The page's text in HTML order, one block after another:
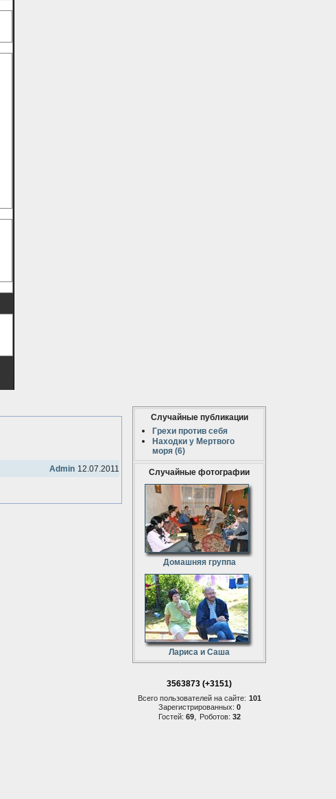
Admin 12.07.2011
Случайные публикации
Грехи против себя
Находки у Мертвого
моря (6)
Случайные фотографии
Домашняя группа
Лариса и Саша
3563873 (+3151)
Всего пользователей на сайте: 101
Зарегистрированных: 0
Гостей: 69, Роботов: 32